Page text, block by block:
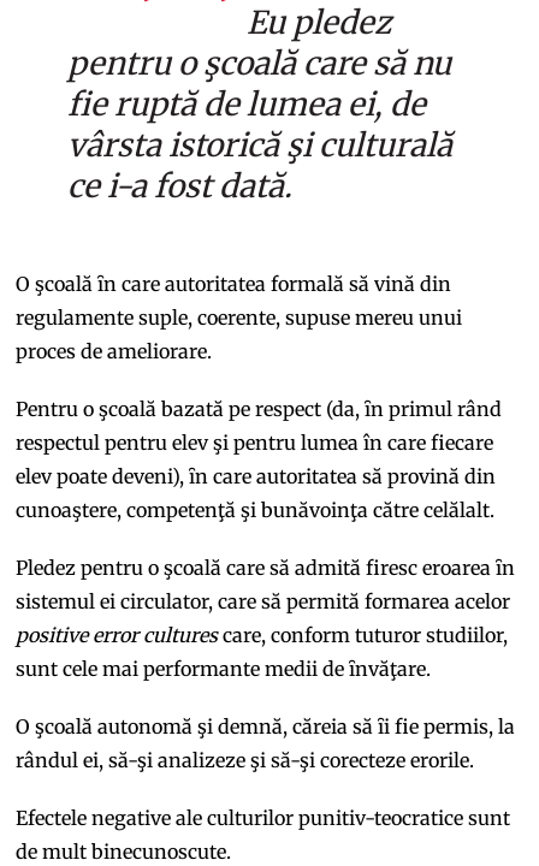
Eu pledez
pentru o şcoală care să nu
fie ruptă de lumea ei, de
vârsta istorică şi culturală
ce i-a fost dată.
O şcoală ȋn care autoritatea formală să vină din
regulamente suple, coerente, supuse mereu unui
proces de ameliorare.
Pentru o şcoală bazată pe respect (da, ȋn primul rând
respectul pentru elev şi pentru lumea în care fiecare
elev poate deveni), ȋn care autoritatea să provină din
cunoaştere, competenţă şi bunăvoinţa către celălalt.
Pledez pentru o şcoală care să admită firesc eroarea ȋn
sistemul ei circulator, care să permită formarea acelor
positive error culturescare, conform tuturor studiilor,
sunt cele mai performante medii de ȋnvăţare.
O şcoală autonomă şi demnă, căreia să ȋi fie permis, la
rândul ei, să-şi analizeze şi să-şi corecteze erorile.
Efectele negative ale culturilor punitiv-teocratice sunt
de mult binecunoscute.